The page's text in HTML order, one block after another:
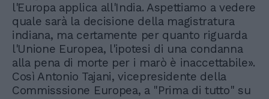
l'Europa applica all'India. Aspettiamo a vedere
quale sarà la decisione della magistratura
indiana, ma certamente per quanto riguarda
l'Unione Europea, l'ipotesi di una condanna
alla pena di morte per i marò è inaccettabile».
Così Antonio Tajani, vicepresidente della
Commisssione Europea, a "Prima di tutto" su